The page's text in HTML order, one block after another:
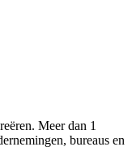
Meer dan 1
bureaus en